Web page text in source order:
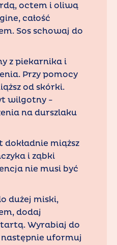
octem i oliwą
całość
Sos schowaj do
z piekarnika i
Przy pomocy
od skórki.
wilgotny -
na durszlaku
dokładnie miąższ
i ząbki
nie musi być
dużej miski,
dodaj
Wyrabiaj do
następnie uformuj